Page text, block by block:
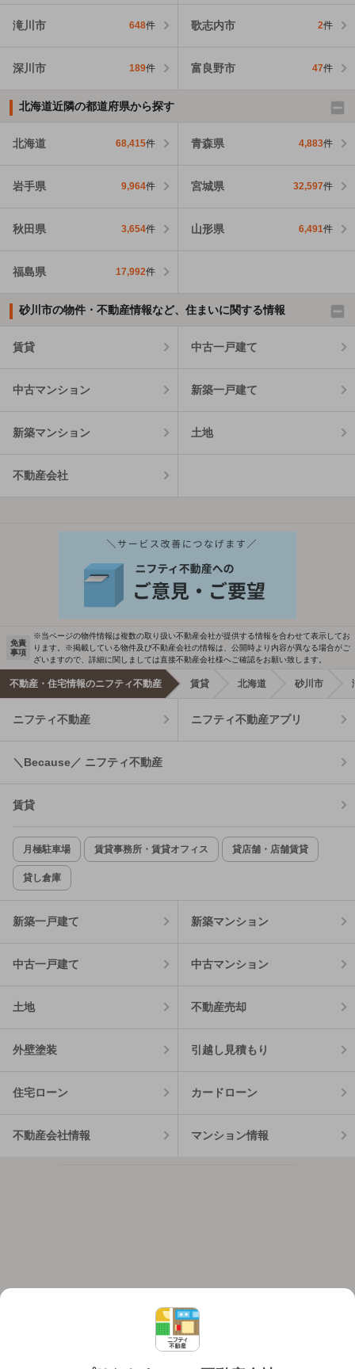
滝川市 648件 歌志内市 2件
深川市 189件 富良野市 47件
北海道近隣の都道府県から探す
北海道 68,415件 青森県 4,883件
岩手県 9,964件 宮城県 32,597件
秋田県 3,654件 山形県 6,491件
福島県 17,992件
砂川市の物件・不動産情報など、住まいに関する情報
賃貸 中古一戸建て
中古マンション 新築一戸建て
新築マンション 土地
不動産会社
免責
事項
※当ページの物件情報は複数の取り扱い不動産会社が提供する情報を合わせて表示してお
ります。※掲載している物件及び不動産会社の情報は、公開時より内容が異なる場合がご
ざいますので、詳細に関しましては直接不動産会社様へご確認をお願い致します。
不動産・住宅情報のニフティ不動産 賃貸 北海道 砂川市
ニフティ不動産 ニフティ不動産アプリ
＼Because／ ニフティ不動産
賃貸
月極駐車場 賃貸事務所・賃貸オフィス 貸店舗・店舗賃貸
貸し倉庫
新築一戸建て 新築マンション
中古一戸建て 中古マンション
土地 不動産売却
外壁塗装 引越し見積もり
住宅ローン カードローン
不動産会社情報 マンション情報